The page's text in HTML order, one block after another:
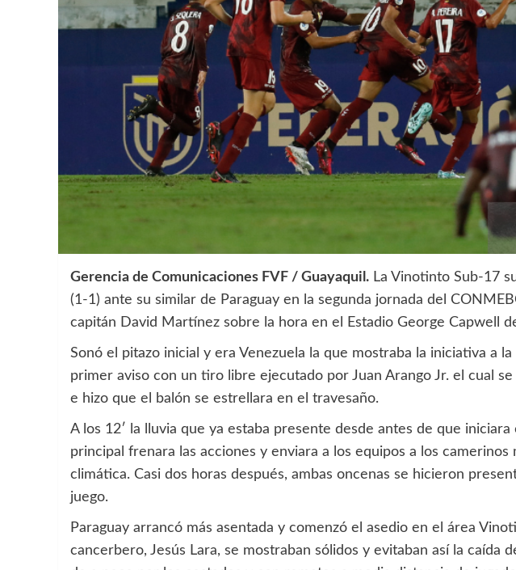
Gerencia de Comunicaciones FVF / Guayaquil. La Vinotinto Sub-17
(1-1) ante su similar de Paraguay en la segunda jornada del
capitán David Martínez sobre la hora en el Estadio George Capwell
Sonó el pitazo inicial y era Venezuela la que mostraba la iniciativa a
primer aviso con un tiro libre ejecutado por Juan Arango Jr. el cual
e hizo que el balón se estrellara en el travesaño.
A los 12′ la lluvia que ya estaba presente desde antes de que
principal frenara las acciones y enviara a los equipos a los camerinos
climática. Casi dos horas después, ambas oncenas se hicieron
juego.
Paraguay arrancó más asentada y comenzó el asedio en el área
cancerbero, Jesús Lara, se mostraban sólidos y evitaban así la caída